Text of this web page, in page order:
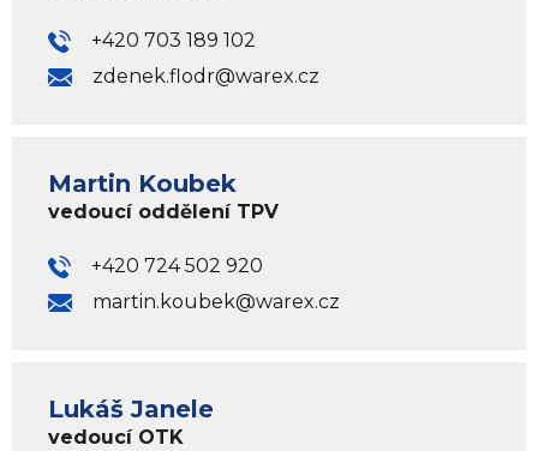
+420 703 189 102
zdenek.flodr@warex.cz
Martin Koubek
vedoucí oddělení TPV
+420 724 502 920
martin.koubek@warex.cz
Lukáš Janele
vedoucí OTK